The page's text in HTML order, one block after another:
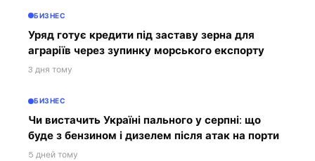
БИЗНЕС
Уряд готує кредити під заставу зерна для
аграріїв через зупинку морського експорту
3 дня тому
БИЗНЕС
Чи вистачить Україні пального у серпні: що
буде з бензином і дизелем після атак на порти
5 дней тому